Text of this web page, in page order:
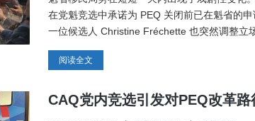
在党魁竞选中承诺为 PEQ 关闭前已在魁省的申
一位候选人 Christine Fréchette 也突然调整立
阅读全文
CAQ党内竞选引发对PEQ改革路